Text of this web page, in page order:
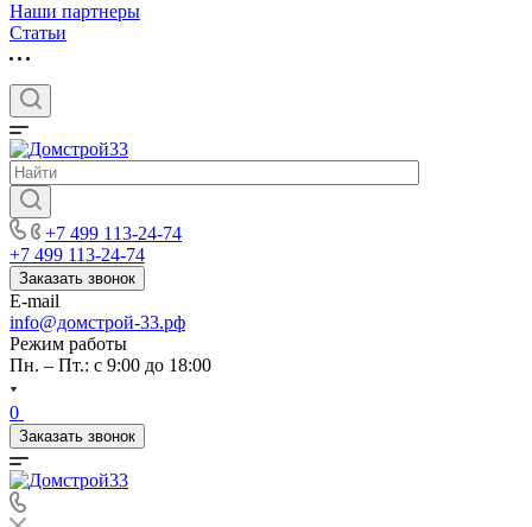
Наши партнеры
Статьи
+7 499 113-24-74
+7 499 113-24-74
Заказать звонок
E-mail
info@домстрой-33.рф
Режим работы
Пн. – Пт.: с 9:00 до 18:00
0
Заказать звонок